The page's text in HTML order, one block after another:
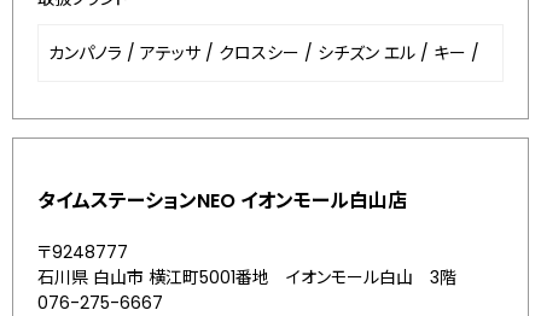
カンパノラ / アテッサ / クロスシー / シチズン エル / キー /
タイムステーションNEO イオンモール白山店
〒9248777
石川県 白山市 横江町5001番地 イオンモール白山 3階
076-275-6667